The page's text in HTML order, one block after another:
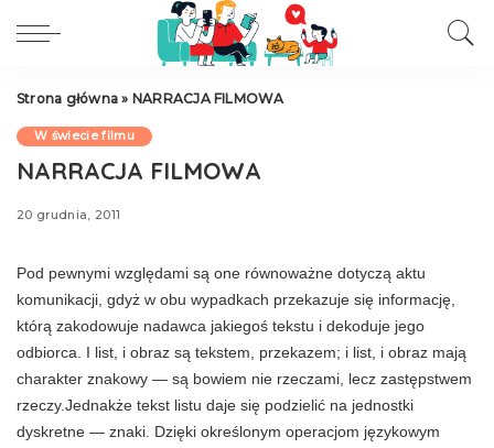
Strona główna » NARRACJA FILMOWA
W świecie filmu
NARRACJA FILMOWA
20 grudnia, 2011
Pod pewnymi względami są one równoważne dotyczą aktu
komunikacji, gdyż w obu wy­padkach przekazuje się informację,
którą zakodowuje nadawca jakiegoś tekstu i dekoduje jego
odbiorca. I list, i obraz są tekstem, przekazem; i list, i obraz mają
charakter zna­kowy — są bowiem nie rzeczami, lecz zastęp­stwem
rzeczy.Jednakże tekst listu daje się podzielić na jednostki
dyskretne — znaki. Dzięki określo­nym operacjom językowym